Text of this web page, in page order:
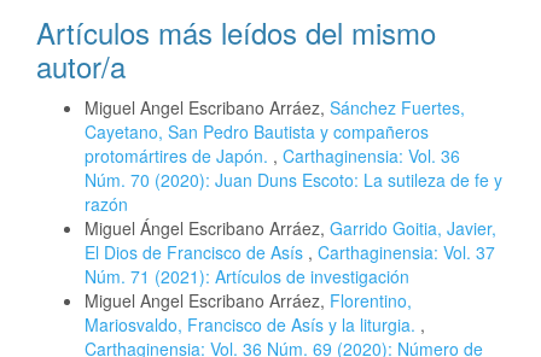
Artículos más leídos del mismo
autor/a
Miguel Angel Escribano Arráez, Sánchez Fuertes,
Cayetano, San Pedro Bautista y compañeros
protomártires de Japón. , Carthaginensia: Vol. 36
Núm. 70 (2020): Juan Duns Escoto: La sutileza de fe y
razón
Miguel Ángel Escribano Arráez, Garrido Goitia, Javier,
El Dios de Francisco de Asís , Carthaginensia: Vol. 37
Núm. 71 (2021): Artículos de investigación
Miguel Angel Escribano Arráez, Florentino,
Mariosvaldo, Francisco de Asís y la liturgia. ,
Carthaginensia: Vol. 36 Núm. 69 (2020): Número de